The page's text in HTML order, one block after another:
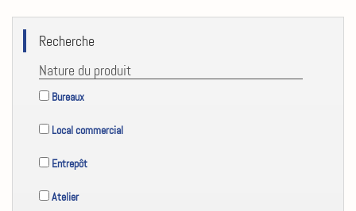
Recherche
Nature du produit
Bureaux
Local commercial
Entrepôt
Atelier